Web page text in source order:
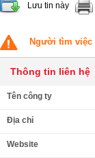
Lưu tin này
Người tìm việc
Thông tin liên hệ
Tên công ty
Địa chỉ
Website